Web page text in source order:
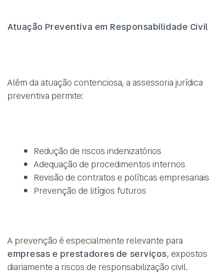
Atuação Preventiva em Responsabilidade Civil
Além da atuação contenciosa, a assessoria jurídica
preventiva permite:
Redução de riscos indenizatórios
Adequação de procedimentos internos
Revisão de contratos e políticas empresariais
Prevenção de litígios futuros
A prevenção é especialmente relevante para
empresas e prestadores de serviços, expostos
diariamente a riscos de responsabilização civil.